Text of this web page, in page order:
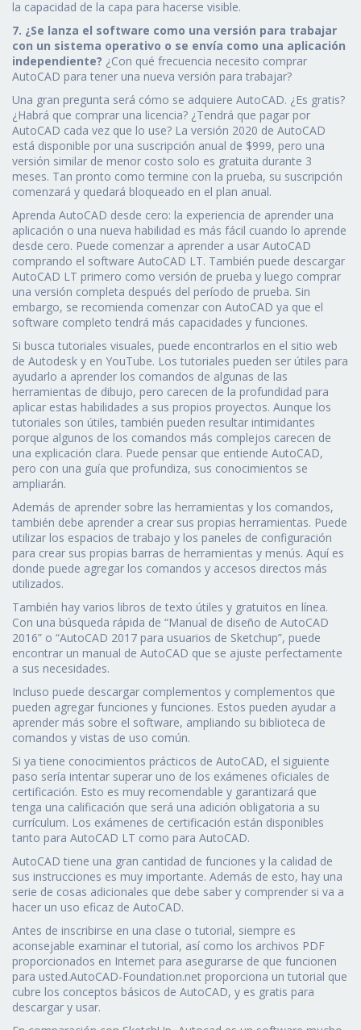
la capacidad de la capa para hacerse visible.
7. ¿Se lanza el software como una versión para trabajar
con un sistema operativo o se envía como una aplicación
independiente? ¿Con qué frecuencia necesito comprar
AutoCAD para tener una nueva versión para trabajar?
Una gran pregunta será cómo se adquiere AutoCAD. ¿Es gratis?
¿Habrá que comprar una licencia? ¿Tendrá que pagar por
AutoCAD cada vez que lo use? La versión 2020 de AutoCAD
está disponible por una suscripción anual de $999, pero una
versión similar de menor costo solo es gratuita durante 3
meses. Tan pronto como termine con la prueba, su suscripción
comenzará y quedará bloqueado en el plan anual.
Aprenda AutoCAD desde cero: la experiencia de aprender una
aplicación o una nueva habilidad es más fácil cuando lo aprende
desde cero. Puede comenzar a aprender a usar AutoCAD
comprando el software AutoCAD LT. También puede descargar
AutoCAD LT primero como versión de prueba y luego comprar
una versión completa después del período de prueba. Sin
embargo, se recomienda comenzar con AutoCAD ya que el
software completo tendrá más capacidades y funciones.
Si busca tutoriales visuales, puede encontrarlos en el sitio web
de Autodesk y en YouTube. Los tutoriales pueden ser útiles para
ayudarlo a aprender los comandos de algunas de las
herramientas de dibujo, pero carecen de la profundidad para
aplicar estas habilidades a sus propios proyectos. Aunque los
tutoriales son útiles, también pueden resultar intimidantes
porque algunos de los comandos más complejos carecen de
una explicación clara. Puede pensar que entiende AutoCAD,
pero con una guía que profundiza, sus conocimientos se
ampliarán.
Además de aprender sobre las herramientas y los comandos,
también debe aprender a crear sus propias herramientas. Puede
utilizar los espacios de trabajo y los paneles de configuración
para crear sus propias barras de herramientas y menús. Aquí es
donde puede agregar los comandos y accesos directos más
utilizados.
También hay varios libros de texto útiles y gratuitos en línea.
Con una búsqueda rápida de “Manual de diseño de AutoCAD
2016” o “AutoCAD 2017 para usuarios de Sketchup”, puede
encontrar un manual de AutoCAD que se ajuste perfectamente
a sus necesidades.
Incluso puede descargar complementos y complementos que
pueden agregar funciones y funciones. Estos pueden ayudar a
aprender más sobre el software, ampliando su biblioteca de
comandos y vistas de uso común.
Si ya tiene conocimientos prácticos de AutoCAD, el siguiente
paso sería intentar superar uno de los exámenes oficiales de
certificación. Esto es muy recomendable y garantizará que
tenga una calificación que será una adición obligatoria a su
currículum. Los exámenes de certificación están disponibles
tanto para AutoCAD LT como para AutoCAD.
AutoCAD tiene una gran cantidad de funciones y la calidad de
sus instrucciones es muy importante. Además de esto, hay una
serie de cosas adicionales que debe saber y comprender si va a
hacer un uso eficaz de AutoCAD.
Antes de inscribirse en una clase o tutorial, siempre es
aconsejable examinar el tutorial, así como los archivos PDF
proporcionados en Internet para asegurarse de que funcionen
para usted.AutoCAD-Foundation.net proporciona un tutorial que
cubre los conceptos básicos de AutoCAD, y es gratis para
descargar y usar.